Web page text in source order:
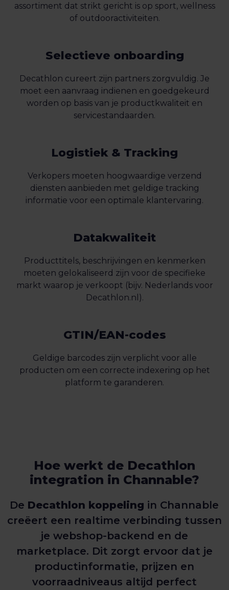
assortiment dat strikt gericht is op sport, wellness
of outdooractiviteiten.
Selectieve onboarding
Decathlon cureert zijn partners zorgvuldig. Je
moet een aanvraag indienen en goedgekeurd
worden op basis van je productkwaliteit en
servicestandaarden.
Logistiek & Tracking
Verkopers moeten hoogwaardige verzend
diensten aanbieden met geldige tracking
informatie voor een optimale klantervaring.
Datakwaliteit
Producttitels, beschrijvingen en kenmerken
moeten gelokaliseerd zijn voor de specifieke
markt waarop je verkoopt (bijv. Nederlands voor
Decathlon.nl).
GTIN/EAN-codes
Geldige barcodes zijn verplicht voor alle
producten om een correcte indexering op het
platform te garanderen.
Hoe werkt de Decathlon
integration in Channable?
De Decathlon koppeling in Channable
creëert een realtime verbinding tussen
je webshop-backend en de
marketplace. Dit zorgt ervoor dat je
productinformatie, prijzen en
voorraadniveaus altijd perfect